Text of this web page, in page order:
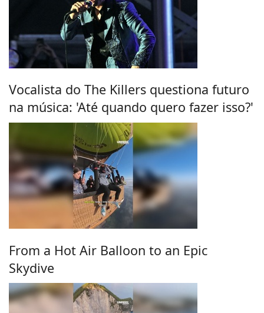
Vocalista do The Killers questiona futuro
na música: 'Até quando quero fazer isso?'
From a Hot Air Balloon to an Epic
Skydive